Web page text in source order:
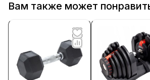
Вам также может